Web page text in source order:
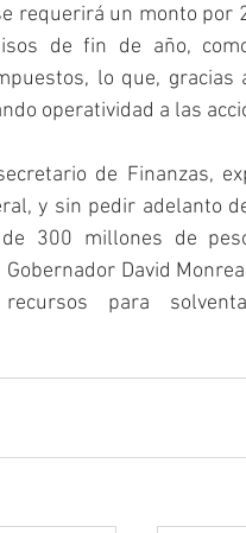
requerirá un monto
de fin de año,
lo que, gracias
operatividad a las
de Finanzas,
y sin pedir adelanto
300 millones de
David
para